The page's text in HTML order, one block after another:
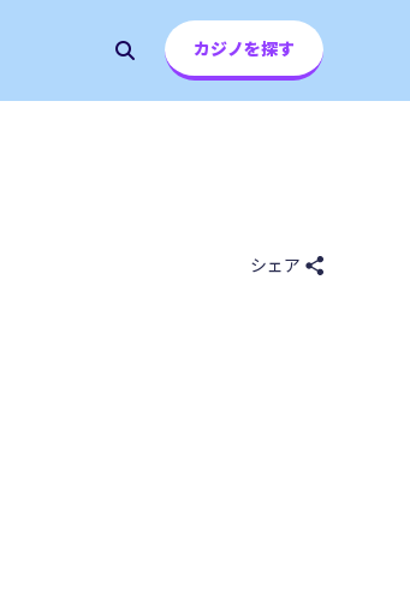
カジノを探す
シェア